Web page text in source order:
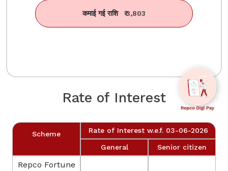
कमाई गई राशि ₹3,803
Rate of Interest
Scheme Rate of Interest w.e.f. 03-06-2026
General Senior citizen
Repco Fortune